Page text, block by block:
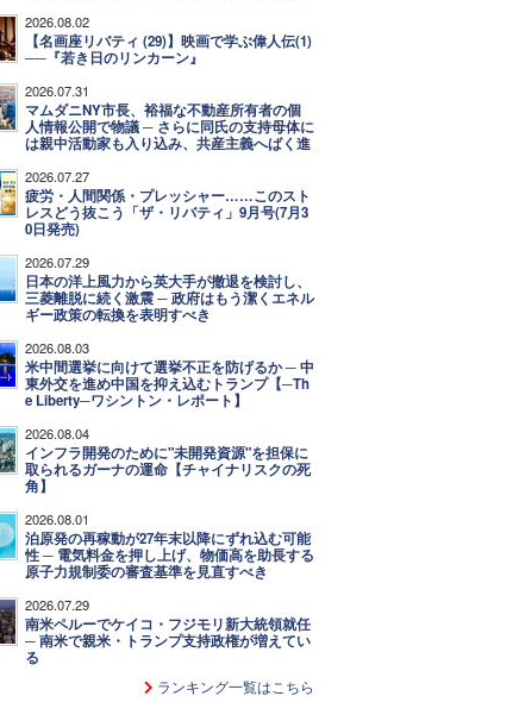
2026.08.02
【名画座リバティ (29)】映画で学ぶ偉人伝(1)
──『若き日のリンカーン』
2026.07.31
マムダニNY市長、裕福な不動産所有者の個
人情報公開で物議 ─ さらに同氏の支持母体に
は親中活動家も入り込み、共産主義へばく進
2026.07.27
疲労・人間関係・プレッシャー……このスト
レスどう抜こう「ザ・リバティ」9月号(7月3
0日発売)
2026.07.29
日本の洋上風力から英大手が撤退を検討し、
三菱離脱に続く激震 ─ 政府はもう潔くエネル
ギー政策の転換を表明すべき
2026.08.03
米中間選挙に向けて選挙不正を防げるか ─ 中
東外交を進め中国を抑え込むトランプ【─Th
e Liberty─ワシントン・レポート】
2026.08.04
インフラ開発のために"未開発資源"を担保に
取られるガーナの運命【チャイナリスクの死
角】
2026.08.01
泊原発の再稼動が27年末以降にずれ込む可能
性 ─ 電気料金を押し上げ、物価高を助長する
原子力規制委の審査基準を見直すべき
2026.07.29
南米ペルーでケイコ・フジモリ新大統領就任
─ 南米で親米・トランプ支持政権が増えてい
る
ランキング一覧はこちら